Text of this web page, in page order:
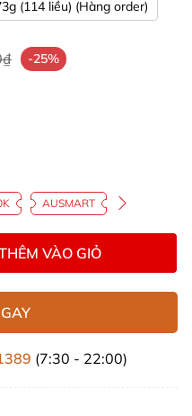
(114 liều) (Hàng order)
-25%
AUSMART
VÀO GIỎ
(7:30 - 22:00)